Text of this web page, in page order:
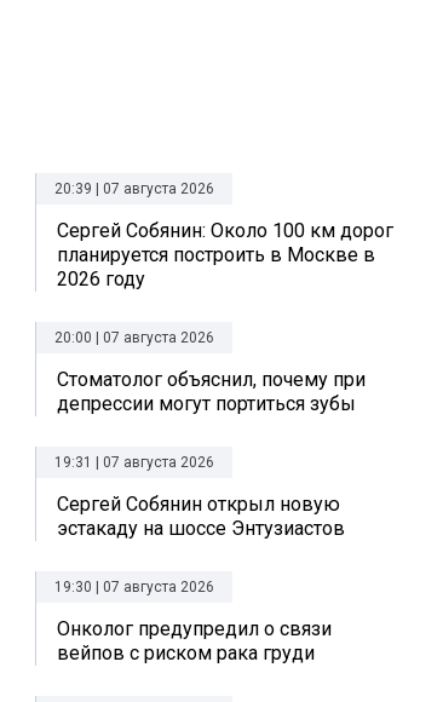
20:39 | 07 августа 2026
Сергей Собянин: Около 100 км дорог
планируется построить в Москве в
2026 году
20:00 | 07 августа 2026
Стоматолог объяснил, почему при
депрессии могут портиться зубы
19:31 | 07 августа 2026
Сергей Собянин открыл новую
эстакаду на шоссе Энтузиастов
19:30 | 07 августа 2026
Онколог предупредил о связи
вейпов с риском рака груди